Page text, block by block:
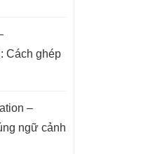
Cách ghép
–
ngữ cảnh